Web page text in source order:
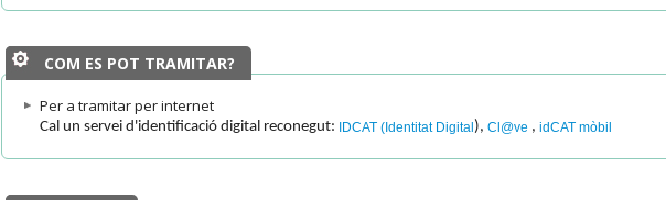
COM ES POT TRAMITAR?
Per a tramitar per internet
Cal un servei d'identificació digital reconegut: IDCAT (Identitat Digital ), Cl@ve , idCAT mòbil